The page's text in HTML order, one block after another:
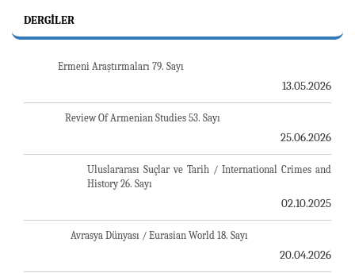
DERGILER
Ermeni Araştırmaları 79. Sayı
13.05.2026
Review Of Armenian Studies 53. Sayı
25.06.2026
Uluslararası Suçlar ve Tarih / International Crimes and
History 26. Sayı
02.10.2025
Avrasya Dünyası / Eurasian World 18. Sayı
20.04.2026